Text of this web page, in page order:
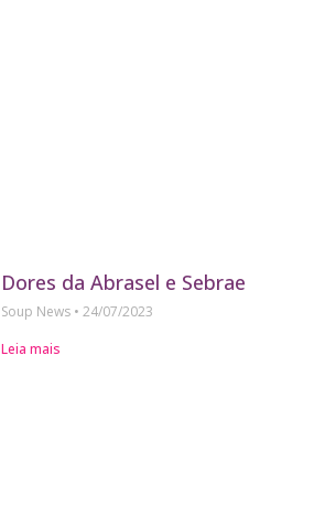
Dores da Abrasel e Sebrae
Soup News
24/07/2023
Leia mais